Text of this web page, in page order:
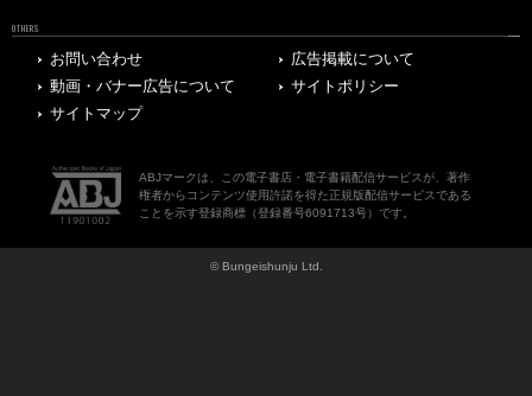
OTHERS
お問い合わせ
広告掲載について
動画・バナー広告について
サイトポリシー
サイトマップ
ABJマークは、この電子書店・電子書籍配信サービスが、著作
権者からコンテンツ使用許諾を得た正規版配信サービスである
ことを示す登録商標（登録番号6091713号）です。
© Bungeishunju Ltd.